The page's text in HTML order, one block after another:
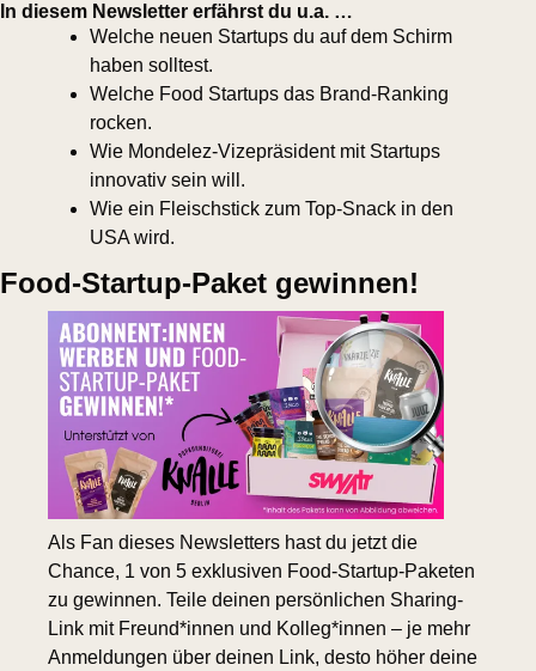
In diesem Newsletter erfährst du u.a. …
Welche neuen Startups du auf dem Schirm
haben solltest.
Welche Food Startups das Brand-Ranking
rocken.
Wie Mondelez-Vizepräsident mit Startups
innovativ sein will.
Wie ein Fleischstick zum Top-Snack in den
USA wird.
Food-Startup-Paket gewinnen!
Als Fan dieses Newsletters hast du jetzt die
Chance, 1 von 5 exklusiven Food-Startup-Paketen
zu gewinnen. Teile deinen persönlichen Sharing-
Link mit Freund*innen und Kolleg*innen – je mehr
Anmeldungen über deinen Link, desto höher deine